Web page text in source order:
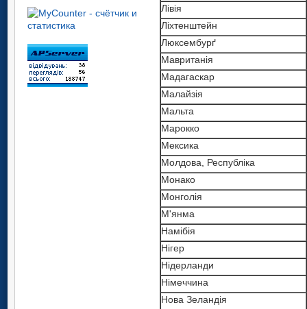
Лівія
Ліхтенштейн
Люксембурґ
Мавританія
Мадагаскар
Малайзія
Мальта
Марокко
Мексика
Молдова, Республіка
Монако
Монголія
М'янма
Намібія
Нігер
Нідерланди
Німеччина
Нова Зеландія